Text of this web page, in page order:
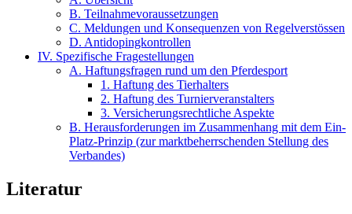
B. Teilnahmevoraussetzungen
C. Meldungen und Konsequenzen von Regelverstössen
D. Antidopingkontrollen
IV. Spezifische Fragestellungen
A. Haftungsfragen rund um den Pferdesport
1. Haftung des Tierhalters
2. Haftung des Turnierveranstalters
3. Versicherungsrechtliche Aspekte
B. Herausforderungen im Zusammenhang mit dem Ein-
Platz-Prinzip (zur marktbeherrschenden Stellung des
Verbandes)
Literatur